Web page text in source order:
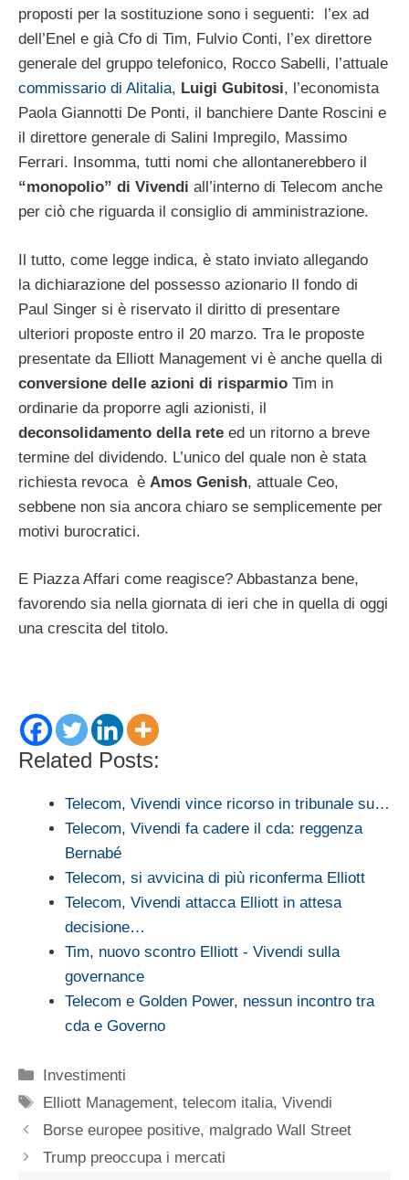
proposti per la sostituzione sono i seguenti: l’ex ad
dell’Enel e già Cfo di Tim, Fulvio Conti, l’ex direttore
generale del gruppo telefonico, Rocco Sabelli, l’attuale
commissario di Alitalia, Luigi Gubitosi, l’economista
Paola Giannotti De Ponti, il banchiere Dante Roscini e
il direttore generale di Salini Impregilo, Massimo
Ferrari. Insomma, tutti nomi che allontanerebbero il
“monopolio” di Vivendi all’interno di Telecom anche
per ciò che riguarda il consiglio di amministrazione.
Il tutto, come legge indica, è stato inviato allegando
la dichiarazione del possesso azionario Il fondo di
Paul Singer si è riservato il diritto di presentare
ulteriori proposte entro il 20 marzo. Tra le proposte
presentate da Elliott Management vi è anche quella di
conversione delle azioni di risparmio Tim in
ordinarie da proporre agli azionisti, il
deconsolidamento della rete ed un ritorno a breve
termine del dividendo. L’unico del quale non è stata
richiesta revoca è Amos Genish, attuale Ceo,
sebbene non sia ancora chiaro se semplicemente per
motivi burocratici.
E Piazza Affari come reagisce? Abbastanza bene,
favorendo sia nella giornata di ieri che in quella di oggi
una crescita del titolo.
Related Posts:
Telecom, Vivendi vince ricorso in tribunale su…
Telecom, Vivendi fa cadere il cda: reggenza
Bernabé
Telecom, si avvicina di più riconferma Elliott
Telecom, Vivendi attacca Elliott in attesa
decisione…
Tim, nuovo scontro Elliott - Vivendi sulla
governance
Telecom e Golden Power, nessun incontro tra
cda e Governo
Categorie
Investimenti
Tag
Elliott Management,telecom italia,Vivendi
Borse europee positive, malgrado Wall Street
Trump preoccupa i mercati